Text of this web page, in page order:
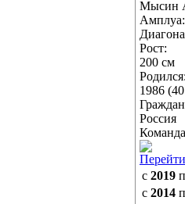
Мысин
Амплуа:
Рост:
200 см
Родился:
1986
Россия
с 2019
с 2014